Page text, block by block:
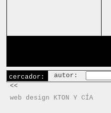
cercador: autor:
<<
web design KTON Y CÍA